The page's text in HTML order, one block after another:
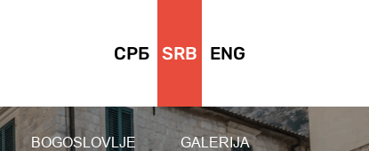
СРБ SRB ENG
BOGOSLOVLJE GALERIJA